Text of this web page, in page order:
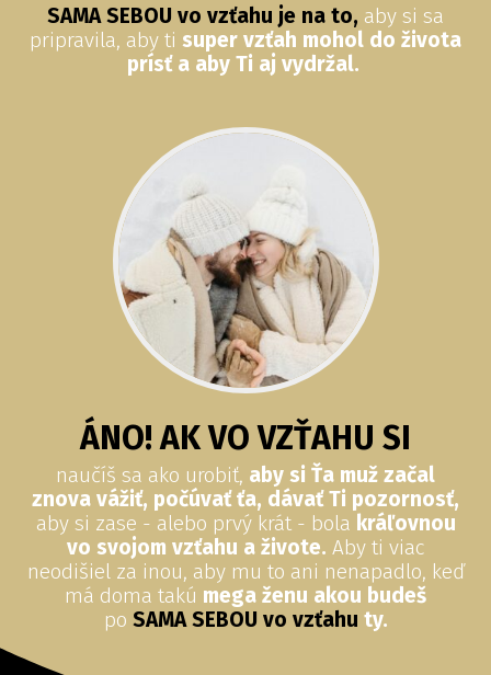
SAMA SEBOU vo vzťahu je na to, aby si sa
pripravila, aby ti super vzťah mohol do života
prísť a aby Ti aj vydržal.
ÁNO! AK VO VZŤAHU SI
naučíš sa ako urobiť, aby si Ťa muž začal
znova vážiť, počúvať ťa, dávať Ti pozornosť,
aby si zase - alebo prvý krát - bola kráľovnou
vo svojom vzťahu a živote. Aby ti viac
neodišiel za inou, aby mu to ani nenapadlo, keď
má doma takú mega ženu akou budeš
po SAMA SEBOU vo vzťahu ty.